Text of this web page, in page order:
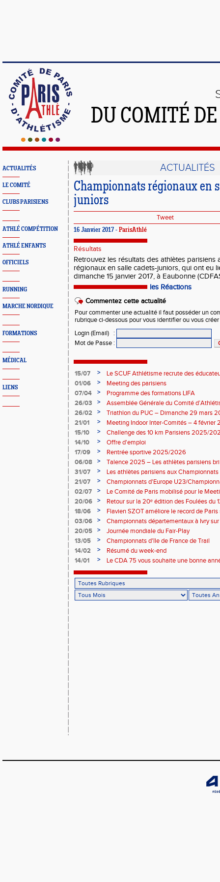
DU COMITÉ
ACTUALITÉS
LE COMITÉ
CLUBS PARISIENS
ATHLÉ COMPÉTITION
ATHLÉ ENFANTS
OFFICIELS
RUNNING
MARCHE NORDIQUE
FORMATIONS
MÉDICAL
LIENS
ACTUALITÉS
Championnats régionaux en
juniors
Tweet
16 Janvier 2017 - ParisAthlé
Résultats
Retrouvez les résultats des athlètes parisiens
régionaux en salle cadets-juniors, qui ont eu
dimanche 15 janvier 2017, à Eaubonne
les Réactions
Commentez cette actualité
Pour commenter une actualité il faut posséder un
rubrique ci-dessous pour vous identifier ou vous
Login (Email)
:
Mot de Passe :
15/07 >
Le SCUF Athlétisme recrute des
2026-2027 !
01/06 >
Meeting des parisiens
07/04
>
Programme des formations LIFA
26/03
>
Assemblée Générale du Comité
26/02
>
Triathlon du PUC – Dimanche 29 mars
21/01
>
Meeting Indoor Inter-Comités – 4 février
15/10
>
Challenge des 10 km Parisiens 2025/
14/10
>
Offre d'emploi
17/09
>
Rentrée sportive 2025/2026
06/08
>
Talence 2025 – Les athlètes parisiens
de France Élite
31/07 >
Les athlètes parisiens aux
21/07
>
Championnats d'Europe U23/
02/07
>
Le Comité de Paris mobilisé pour le
20/06
>
Retour sur la 20ᵉ édition des Foulées du
18/06
>
Flavien SZOT améliore le record de Paris
03/06
>
Championnats départementaux à Ivry
20/05
>
Journée mondiale du Fair-Play
13/05
>
Championnats d'île de France de Trail
14/02
>
Résumé du week-end
14/01
> Le CDA 75 vous souhaite une bonne